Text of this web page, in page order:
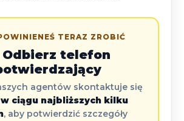
TERAZ ZROBIĆ
Odbierz telefon
agentów skontaktuje się
w ciągu najbliższych kilku
, aby potwierdzić szczegóły